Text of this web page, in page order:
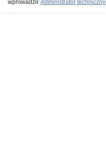
wprowadził:Administrator techniczny